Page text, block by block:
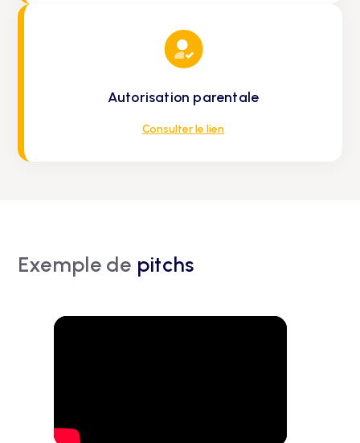
Autorisation parentale
Consulter le lien
Exemple de pitchs